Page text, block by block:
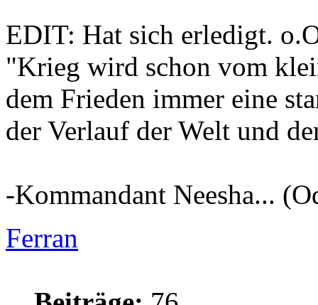
EDIT: Hat sich erledigt.
"Krieg wird schon vom
dem Frieden immer eine
der Verlauf der Welt und
-Kommandant Neesha...
Ferran